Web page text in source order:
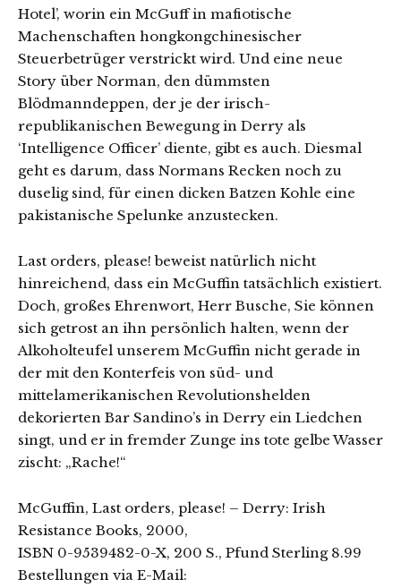
Hotel’, worin ein McGuff in mafiotische
Machenschaften hongkongchinesischer
Steuerbetrüger verstrickt wird. Und eine neue
Story über Norman, den dümmsten
Blödmanndeppen, der je der irisch-
republikanischen Bewegung in Derry als
‘Intelligence Officer’ diente, gibt es auch. Diesmal
geht es darum, dass Normans Recken noch zu
duselig sind, für einen dicken Batzen Kohle eine
pakistanische Spelunke anzustecken.
Last orders, please! beweist natürlich nicht
hinreichend, dass ein McGuffin tatsächlich existiert.
Doch, großes Ehrenwort, Herr Busche, Sie können
sich getrost an ihn persönlich halten, wenn der
Alkoholteufel unserem McGuffin nicht gerade in
der mit den Konterfeis von süd- und
mittelamerikanischen Revolutionshelden
dekorierten Bar Sandino’s in Derry ein Liedchen
singt, und er in fremder Zunge ins tote gelbe Wasser
zischt: „Rache!“
McGuffin, Last orders, please! – Derry: Irish
Resistance Books, 2000,
ISBN 0-9539482-0-X, 200 S., Pfund Sterling 8.99
Bestellungen via E-Mail: